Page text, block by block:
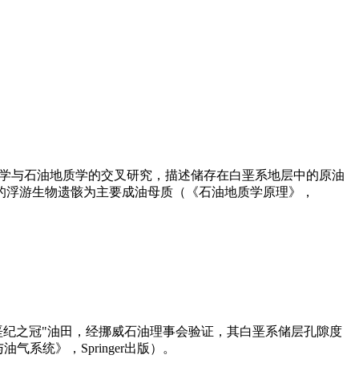
与石油地质学的交叉研究，描述储存在白垩系地层中的原油
游生物遗骸为主要成油母质（《石油地质学原理》，
之冠"油田，经挪威石油理事会验证，其白垩系储层孔隙度
气系统》，Springer出版）。